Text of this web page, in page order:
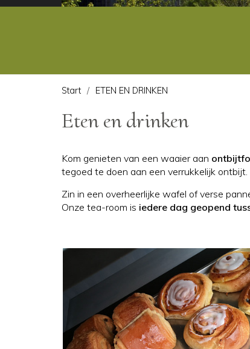
Start ETEN EN DRINKEN
Eten en drinken
Kom genieten van een waaier aan
tegoed te doen aan een verrukkelijk ontbijt.
Zin in een overheerlijke wafel of verse
Onze tea-room is iedere dag geopend